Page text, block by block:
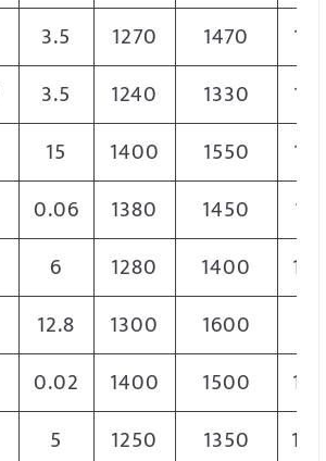
3.5 1270 1470
3.5 1240 1330
15 1400 1550
0.06 1380 1450
6 1280 1400
12.8 1300 1600
0.02 1400 1500
5 1250 1350